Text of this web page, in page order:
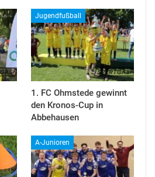
Jugendfußball
1. FC Ohmstede gewinnt
den Kronos-Cup in
Abbehausen
A-Junioren